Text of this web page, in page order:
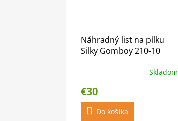
Náhradný list na pílku
Silky Gomboy 210-10
Skladom
€30
Do košíka